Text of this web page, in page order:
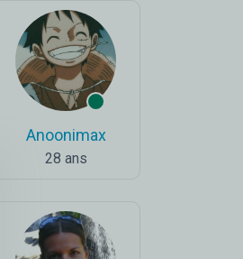
Anoonimax
28 ans